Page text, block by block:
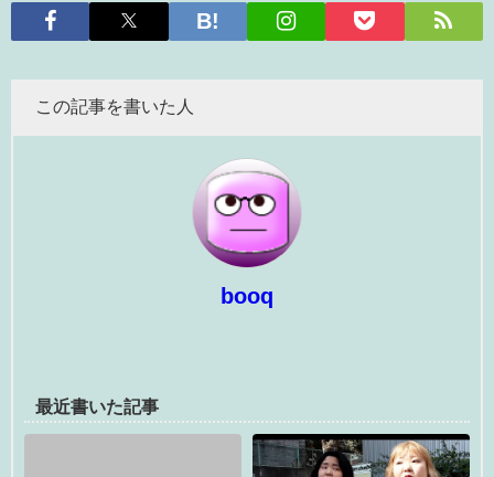
この記事を書いた人
booq
最近書いた記事